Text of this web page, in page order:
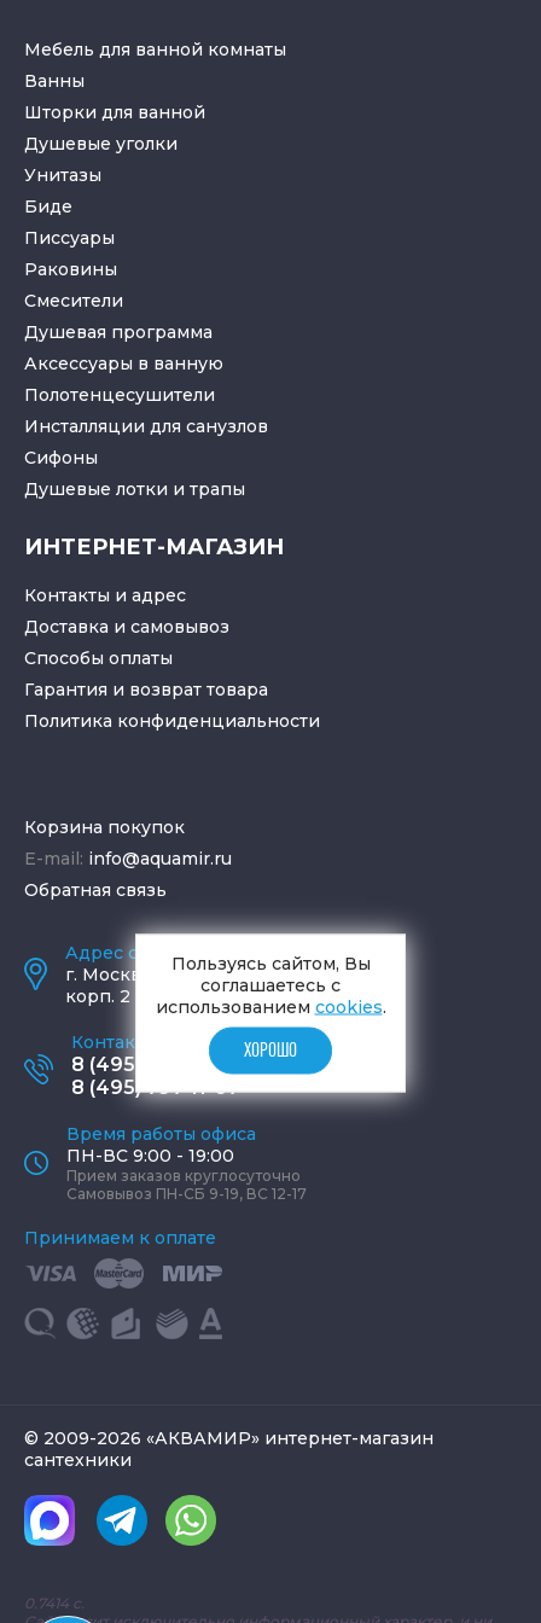
Мебель для ванной комнаты
Ванны
Шторки для ванной
Душевые уголки
Унитазы
Биде
Писсуары
Раковины
Смесители
Душевая программа
Аксессуары в ванную
Полотенцесушители
Инсталляции для санузлов
Cифоны
Душевые лотки и трапы
ИНТЕРНЕТ-МАГАЗИН
Контакты и адрес
Доставка и самовывоз
Способы оплаты
Гарантия и возврат товара
Политика конфиденциальности
Корзина покупок
E-mail: info@aquamir.ru
Обратная связь
Адрес салона и склада
г. Москва
ул. Шаболовка, д. 23,
корп. 2
Контактные телефоны
8 (495) 795-77-65
8 (495) 797-11-67
Время работы офиса
ПН-ВС 9:00 - 19:00
Прием заказов круглосуточно
Самовывоз ПН-СБ 9-19, ВС 12-17
Принимаем к оплате
© 2009-2026 «АКВАМИР» интернет-магазин
сантехники
0.7414 с.
Пользуясь сайтом, Вы
соглашаетесь с
использованием cookies.
ХОРОШО